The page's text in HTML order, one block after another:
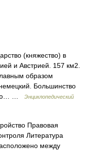
(княжество) в
и Австрией. 157 км2.
образом
Большинство
…
Энциклопедический
Правовая
Литература
между